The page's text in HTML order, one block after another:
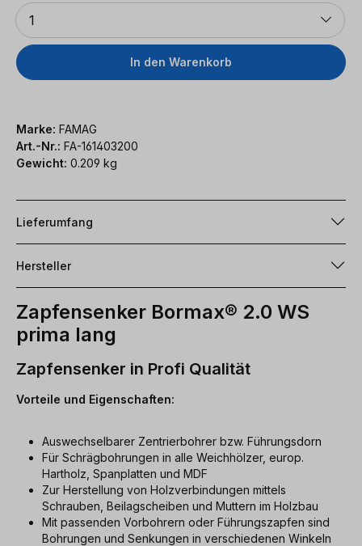
Anzahl
1
In den Warenkorb
Marke: FAMAG
Art.-Nr.: FA-161403200
Gewicht: 0.209 kg
Lieferumfang
Hersteller
Zapfensenker Bormax® 2.0 WS
prima lang
Zapfensenker in Profi Qualität
Vorteile und Eigenschaften:
Auswechselbarer Zentrierbohrer bzw. Führungsdorn
Für Schrägbohrungen in alle Weichhölzer, europ.
Hartholz, Spanplatten und MDF
Zur Herstellung von Holzverbindungen mittels
Schrauben, Beilagscheiben und Muttern im Holzbau
Mit passenden Vorbohrern oder Führungszapfen sind
Bohrungen und Senkungen in verschiedenen Winkeln